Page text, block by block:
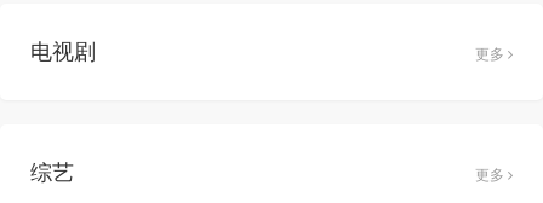
电视剧 更多
综艺 更多